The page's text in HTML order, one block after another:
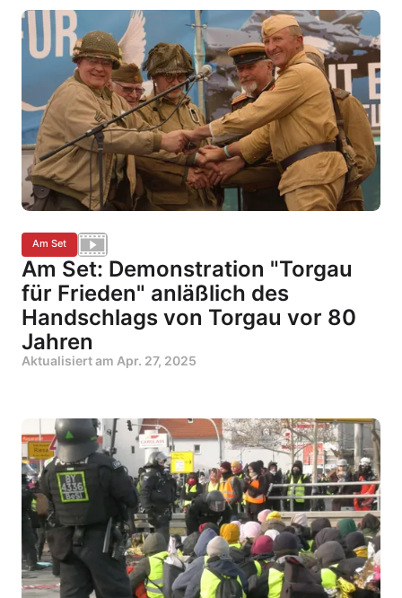
Am Set
Am Set: Demonstration "Torgau
für Frieden" anläßlich des
Handschlags von Torgau vor 80
Jahren
Aktualisiert am Apr. 27, 2025